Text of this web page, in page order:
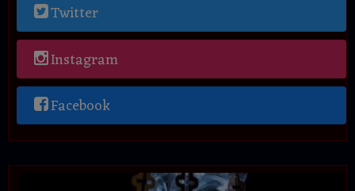
Twitter
Instagram
Facebook